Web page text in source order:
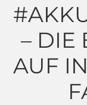
– DIE
AUF